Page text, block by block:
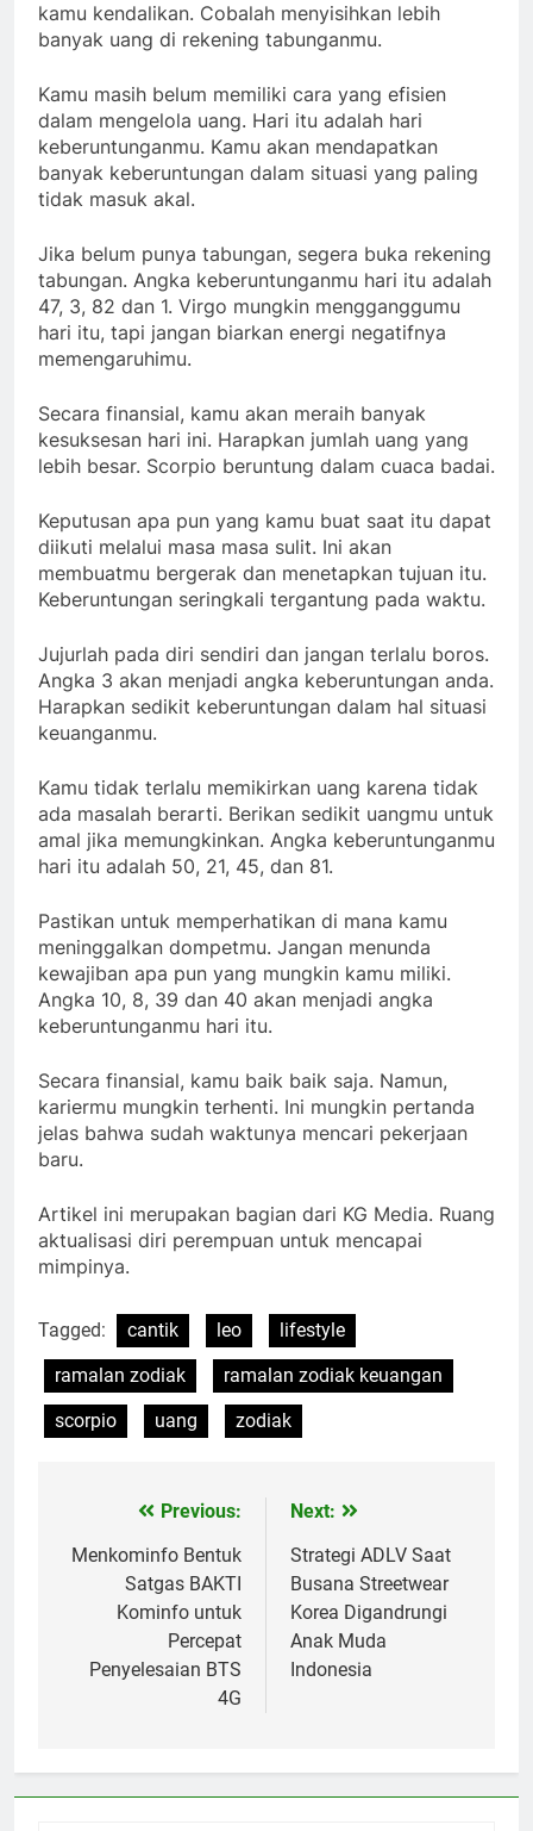
kamu kendalikan. Cobalah menyisihkan lebih
banyak uang di rekening tabunganmu.
Kamu masih belum memiliki cara yang efisien
dalam mengelola uang. Hari itu adalah hari
keberuntunganmu. Kamu akan mendapatkan
banyak keberuntungan dalam situasi yang paling
tidak masuk akal.
Jika belum punya tabungan, segera buka rekening
tabungan. Angka keberuntunganmu hari itu adalah
47, 3, 82 dan 1. Virgo mungkin mengganggumu
hari itu, tapi jangan biarkan energi negatifnya
memengaruhimu.
Secara finansial, kamu akan meraih banyak
kesuksesan hari ini. Harapkan jumlah uang yang
lebih besar. Scorpio beruntung dalam cuaca badai.
Keputusan apa pun yang kamu buat saat itu dapat
diikuti melalui masa masa sulit. Ini akan
membuatmu bergerak dan menetapkan tujuan itu.
Keberuntungan seringkali tergantung pada waktu.
Jujurlah pada diri sendiri dan jangan terlalu boros.
Angka 3 akan menjadi angka keberuntungan anda.
Harapkan sedikit keberuntungan dalam hal situasi
keuanganmu.
Kamu tidak terlalu memikirkan uang karena tidak
ada masalah berarti. Berikan sedikit uangmu untuk
amal jika memungkinkan. Angka keberuntunganmu
hari itu adalah 50, 21, 45, dan 81.
Pastikan untuk memperhatikan di mana kamu
meninggalkan dompetmu. Jangan menunda
kewajiban apa pun yang mungkin kamu miliki.
Angka 10, 8, 39 dan 40 akan menjadi angka
keberuntunganmu hari itu.
Secara finansial, kamu baik baik saja. Namun,
kariermu mungkin terhenti. Ini mungkin pertanda
jelas bahwa sudah waktunya mencari pekerjaan
baru.
Artikel ini merupakan bagian dari KG Media. Ruang
aktualisasi diri perempuan untuk mencapai
mimpinya.
Tagged: cantik leo
lifestyle
ramalan zodiak
ramalan zodiak keuangan
scorpio
uang zodiak
Navigasi
pos
Previous:
Menkominfo Bentuk
Satgas BAKTI
Kominfo untuk
Percepat
Penyelesaian BTS
4G
Next:
Strategi ADLV Saat
Busana Streetwear
Korea Digandrungi
Anak Muda
Indonesia